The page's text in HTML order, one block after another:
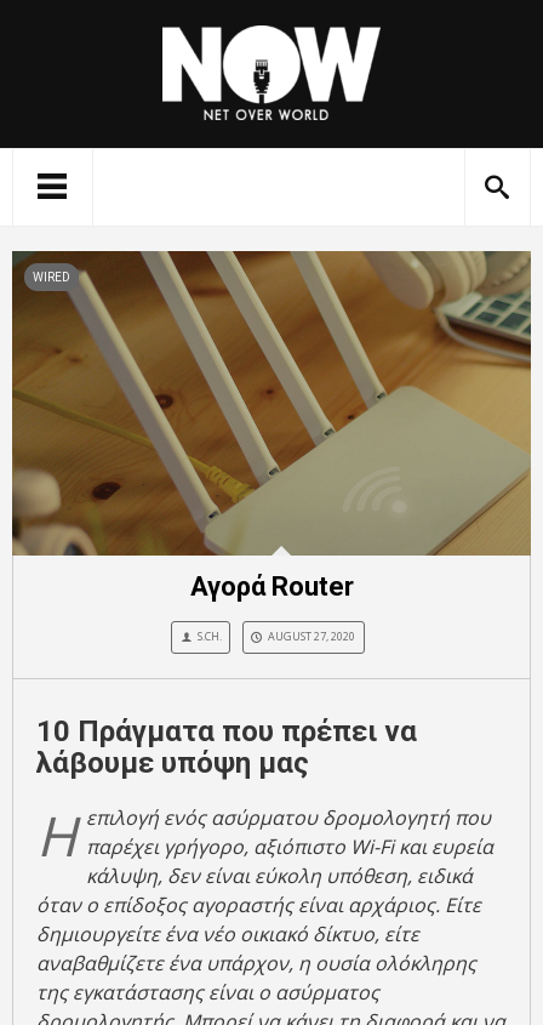
WIRED
Αγορά Router
S.CH. AUGUST 27, 2020
10 Πράγματα που πρέπει να
λάβουμε υπόψη μας
Η επιλογή ενός ασύρματου δρομολογητή που
παρέχει γρήγορο, αξιόπιστο Wi-Fi και ευρεία
κάλυψη, δεν είναι εύκολη υπόθεση, ειδικά
όταν ο επίδοξος αγοραστής είναι αρχάριος. Είτε
δημιουργείτε ένα νέο οικιακό δίκτυο, είτε
αναβαθμίζετε ένα υπάρχον, η ουσία ολόκληρης
της εγκατάστασης είναι ο ασύρματος